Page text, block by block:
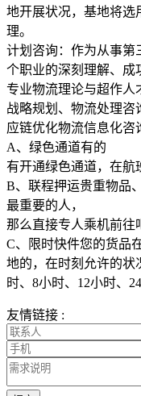
地开展状况，基地将选
理。
计划咨询：作为从事第
个职业的深刻理解、成
专业物流理论与超作人
战略规划、物流处理
应链优化物流信息化咨
A、绿色通道有的
有开通绿色通道，在航
B、联程押运贵重物品
最重要的人，
那么直接专人乘机前往
C、限时快件您的货品
地的，在时刻允许的状
时、8小时、12小时、
友情链接 :